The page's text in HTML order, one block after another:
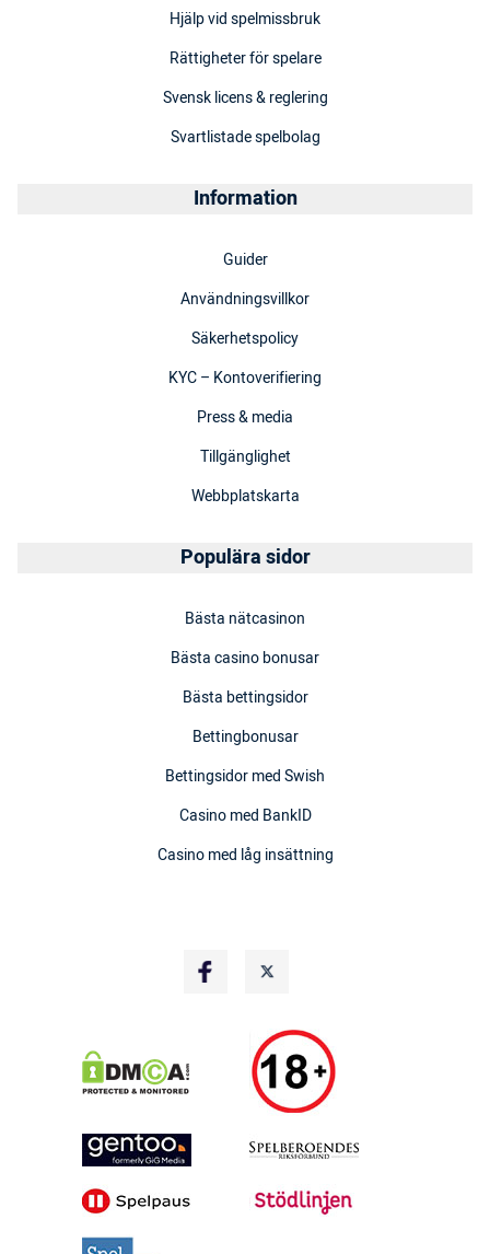
Hjälp vid spelmissbruk
Rättigheter för spelare
Svensk licens & reglering
Svartlistade spelbolag
Information
Guider
Användningsvillkor
Säkerhetspolicy
KYC – Kontoverifiering
Press & media
Tillgänglighet
Webbplatskarta
Populära sidor
Bästa nätcasinon
Bästa casino bonusar
Bästa bettingsidor
Bettingbonusar
Bettingsidor med Swish
Casino med BankID
Casino med låg insättning